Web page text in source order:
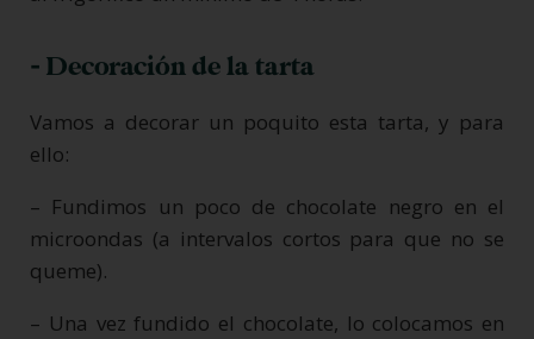
- Decoración de la tarta
Vamos a decorar un poquito esta tarta, y para
ello:
– Fundimos un poco de chocolate negro en el
microondas (a intervalos cortos para que no se
queme).
– Una vez fundido el chocolate, lo colocamos en